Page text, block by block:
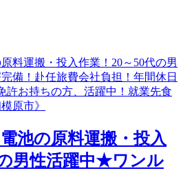
池の原料運搬・投入
男性活躍中★ワンル